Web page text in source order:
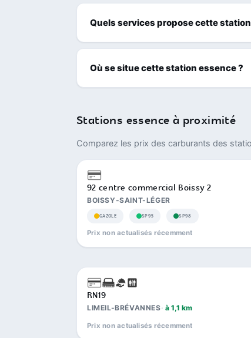
Quels services propose cette
Où se situe cette station essence ?
Stations essence à proximité
Comparez les prix des carburants des
92 centre commercial Boissy 2
BOISSY-SAINT-LÉGER
GAZOLE SP95 SP98
Prix non actualisés récemment
RN19
LIMEIL-BRÉVANNES à 1,1 km
Prix non actualisés récemment